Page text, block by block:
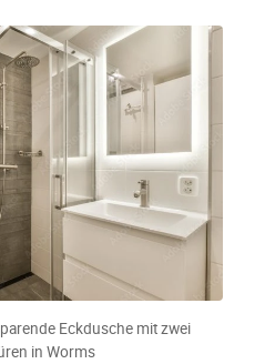
Eckdusche mit zwei
in Worms